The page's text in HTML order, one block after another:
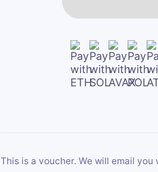
This is a voucher. We will email